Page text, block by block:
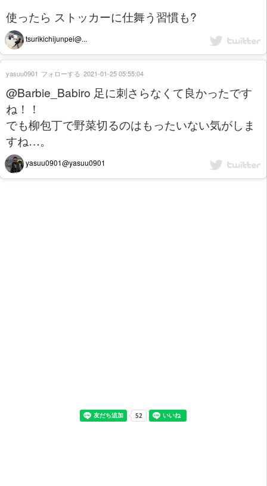
使ったら ストッカーに仕舞う習慣も?
tsurikichijunpei@...
@Barbie_Babiro 足に刺さらなくて良かったです
ね！！
でも柳包丁で野菜切るのはもったいない気がしま
すね…。
yasuu0901@yasuu0901
yasuu0901 フォローする 2021-01-25 05:55:04